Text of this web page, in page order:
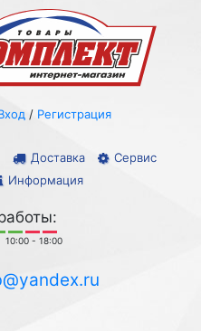
Доставка
Сервис
Информация
/ Регистрация
10:00 - 18:00